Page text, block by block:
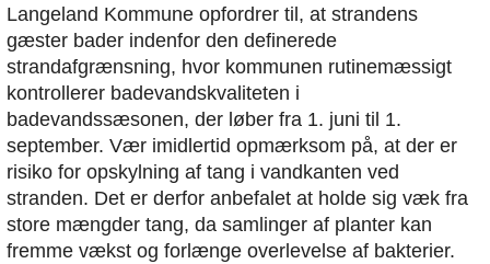
Langeland Kommune opfordrer til, at strandens
gæster bader indenfor den definerede
strandafgrænsning, hvor kommunen rutinemæssigt
kontrollerer badevandskvaliteten i
badevandssæsonen, der løber fra 1. juni til 1.
september. Vær imidlertid opmærksom på, at der er
risiko for opskylning af tang i vandkanten ved
stranden. Det er derfor anbefalet at holde sig væk fra
store mængder tang, da samlinger af planter kan
fremme vækst og forlænge overlevelse af bakterier.